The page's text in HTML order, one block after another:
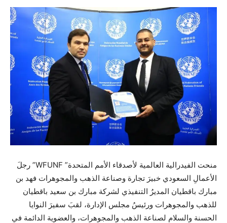
منحت الفيدرالية العالمية لأصدقاء الأمم المتحدة” WFUNF” رجلَ
الأعمالِ السعودي خبيرَ تجارة وصناعة الذهب والمجوهرات فهد بن
مبارك باقطيان المديرُ التنفيذي لشركة مبارك بن سعيد باقطيان
للذهب والمجوهرات ورئيسُ مجلس الإدارة، لقبَ سفيرَ النوايا
الحسنة والسلام لصناعة الذهب والمجوهرات، والعضوية الدائمة في